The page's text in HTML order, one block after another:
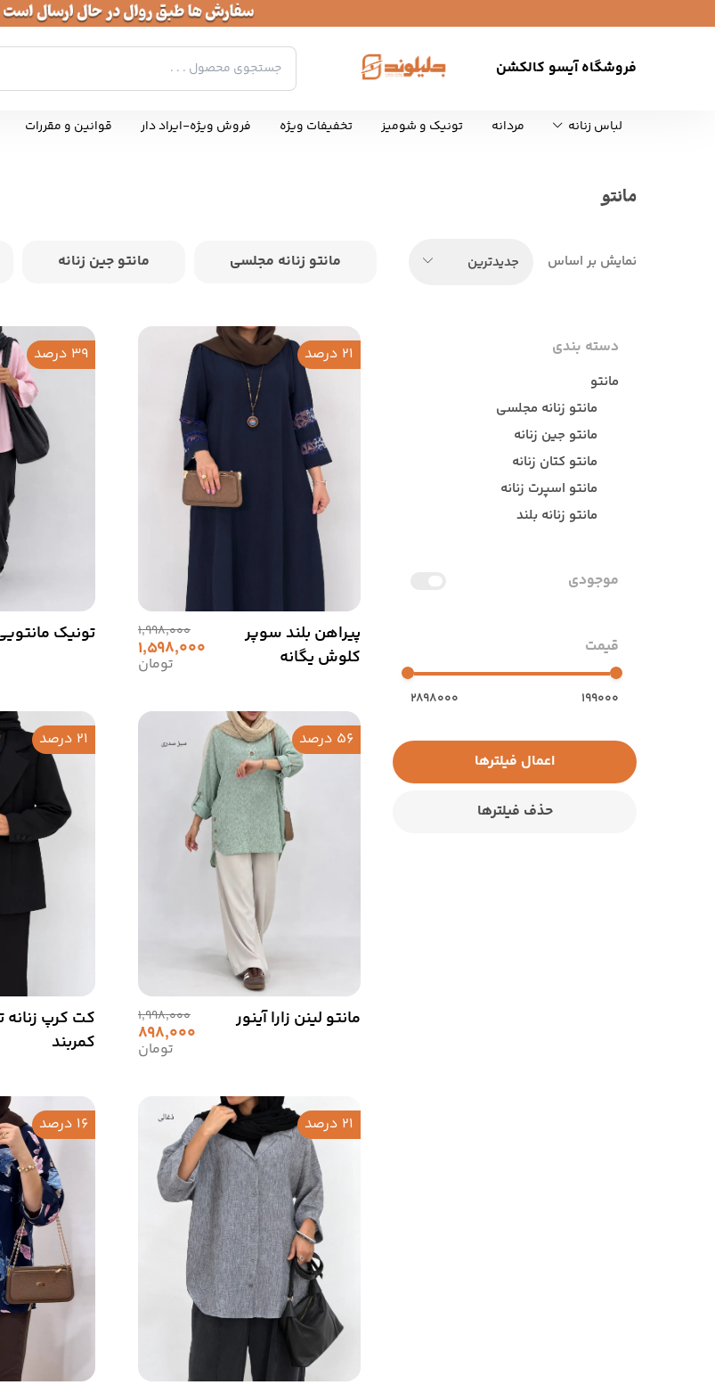
فروشگاه آیسو کالکشن
لباس زنانه مردانه تونیک و شومیز تخفیفات ویژه فروش ویژه-ایراد دار قوانین و مقررات
مانتو
نمایش بر اساس جدیدترین مانتو زنانه مجلسی مانتو جین زنانه
دسته بندی
مانتو
مانتو زنانه مجلسی
مانتو جین زنانه
مانتو کتان زنانه
مانتو اسپرت زنانه
مانتو زنانه بلند
موجودی
قیمت
199000
2898000
اعمال فیلترها
حذف فیلترها
21 درصد
پیراهن بلند سوپر
کلوش یگانه
1,998,000
1,598,000
تومان
39 درصد
تونیک
56 درصد
مانتو لینن زارا آینور 1,998,000
898,000
تومان
21 درصد
کت کرپ زنانه
کمربند
21 درصد 16 درصد